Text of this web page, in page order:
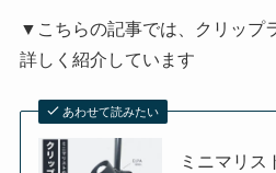
▼こちらの記事では、クリップ
詳しく紹介しています
あわせて読みたい
ミニマリス